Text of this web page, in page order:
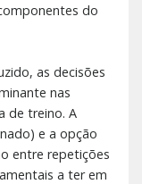
do
as decisões
nas
de treino. A
e a opção
entre repetições
a ter em